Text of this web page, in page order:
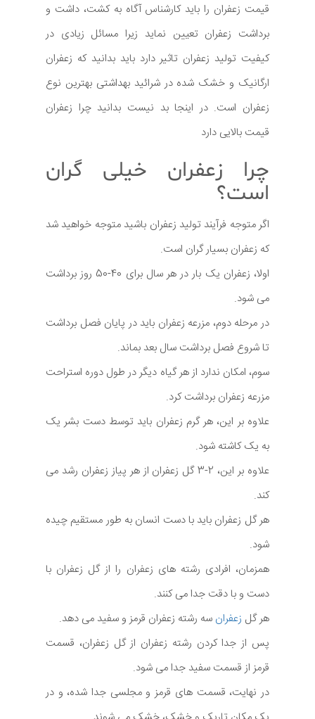
قیمت زعفران را باید کارشناس آگاه به کشت، داشت و
برداشت زعفران تعیین نماید زیرا مسائل زیادی در
کیفیت تولید زعفران تاثیر دارد باید بدانید که زعفران
ارگانیک و خشک شده در شرائید بهداشتی بهترین نوع
زعفران است. در اینجا بد نیست بدانید چرا زعفران
قیمت بالایی دارد
چرا زعفران خیلی گران
است؟
اگر متوجه فرآیند تولید زعفران باشید متوجه خواهید شد
که زعفران بسیار گران است.
اولا، زعفران یک بار در هر سال برای 40-50 روز برداشت
می شود.
در مرحله دوم، مزرعه زعفران باید در پایان فصل برداشت
تا شروع فصل برداشت سال بعد بماند.
سوم، امکان ندارد از هر گیاه دیگر در طول دوره استراحت
مزرعه زعفران برداشت کرد.
علاوه بر این، هر گرم زعفران باید توسط دست بشر یک
به یک کاشته شود.
علاوه بر این، 2-3 گل زعفران از هر پیاز زعفران رشد می
کند.
هر گل زعفران باید با دست انسان به طور مستقیم چیده
شود.
همزمان، افرادی رشته های زعفران را از گل زعفران با
دست و با دقت جدا می کنند.
هر گل زعفران سه رشته زعفران قرمز و سفید می دهد.
پس از جدا کردن رشته زعفران از گل زعفران، قسمت
قرمز از قسمت سفید جدا می شود.
در نهایت، قسمت های قرمز و مجلسی جدا شده، و در